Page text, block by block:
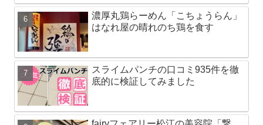
濃厚丸鶏らーめん「こちょうらん」
はなれ屋の晴れのち鶏を食す
スライムパンチの口コミ935件を徹
底的に検証してみました